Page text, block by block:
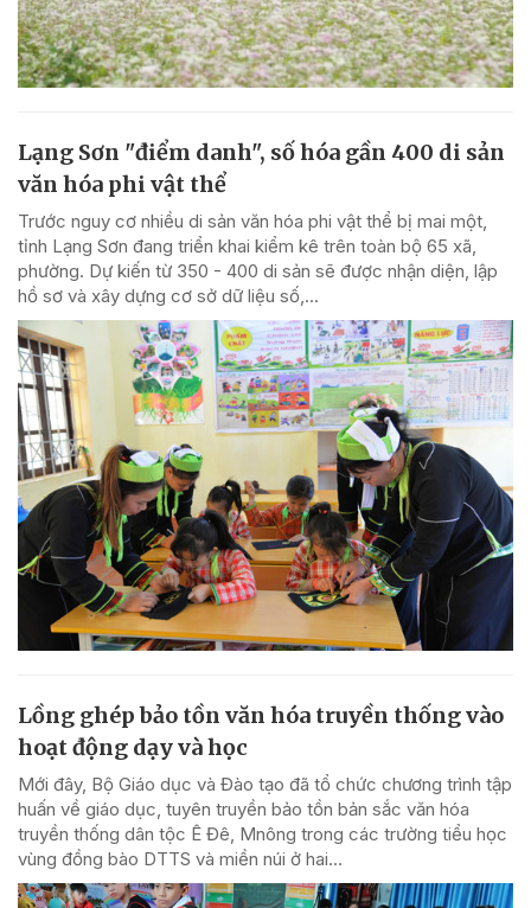
Lạng Sơn "điểm danh", số hóa gần 400 di sản
văn hóa phi vật thể
Trước nguy cơ nhiều di sản văn hóa phi vật thể bị mai một,
tỉnh Lạng Sơn đang triển khai kiểm kê trên toàn bộ 65 xã,
phường. Dự kiến từ 350 - 400 di sản sẽ được nhận diện, lập
hồ sơ và xây dựng cơ sở dữ liệu số,...
Lồng ghép bảo tồn văn hóa truyền thống vào
hoạt động dạy và học
Mới đây, Bộ Giáo dục và Đào tạo đã tổ chức chương trình tập
huấn về giáo dục, tuyên truyền bảo tồn bản sắc văn hóa
truyền thống dân tộc Ê Đê, Mnông trong các trường tiểu học
vùng đồng bào DTTS và miền núi ở hai...